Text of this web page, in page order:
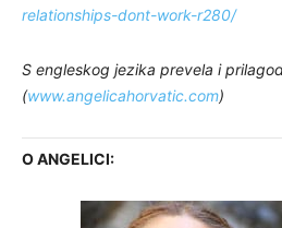
relationships-dont-work-r280/
S engleskog jezika prevela i
(www.angelicahorvatic.com)
O ANGELICI: